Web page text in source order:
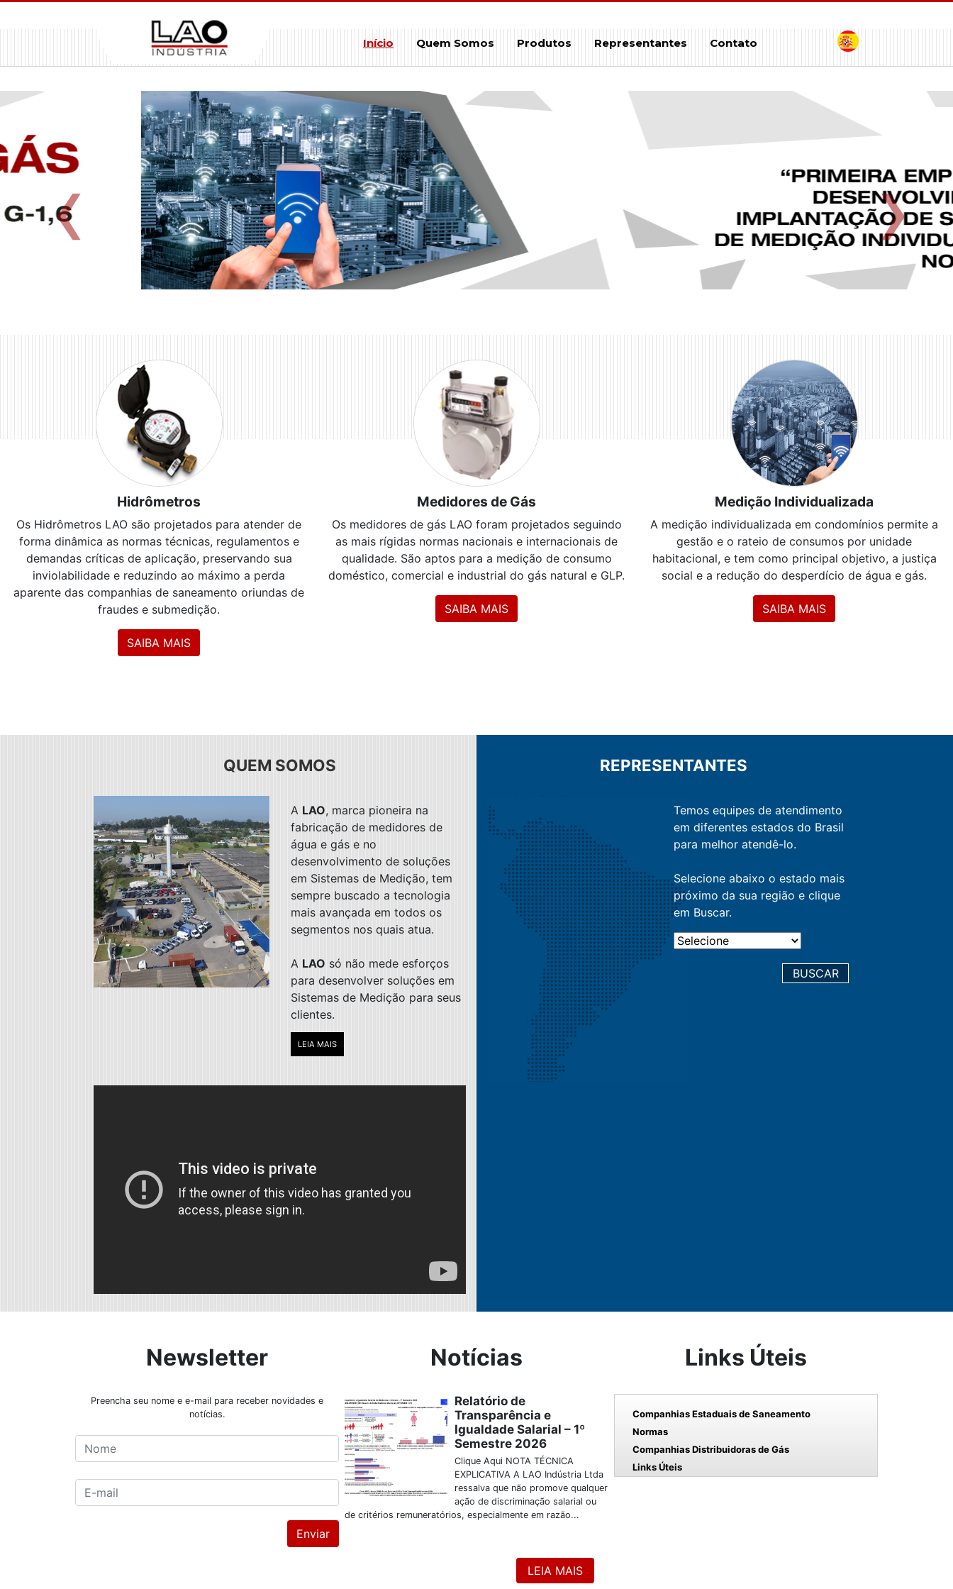
Início Quem Somos Produtos Representantes Contato
Previous
Hidrômetros
Os Hidrômetros LAO são projetados para atender de
forma dinâmica as normas técnicas, regulamentos e
demandas críticas de aplicação, preservando sua
inviolabilidade e reduzindo ao máximo a perda
aparente das companhias de saneamento oriundas de
fraudes e submedição.
SAIBA MAIS
Medidores de Gás
Os medidores de gás LAO foram projetados seguindo
as mais rígidas normas nacionais e internacionais de
qualidade. São aptos para a medição de consumo
doméstico, comercial e industrial do gás natural e GLP.
SAIBA MAIS
Medição Individualizada
A medição individualizada em condomínios permite a
gestão e o rateio de consumos por unidade
habitacional, e tem como principal objetivo, a justiça
social e a redução do desperdício de água e gás.
SAIBA MAIS
QUEM SOMOS
A LAO, marca pioneira na
fabricação de medidores de
água e gás e no
desenvolvimento de soluções
em Sistemas de Medição, tem
sempre buscado a tecnologia
mais avançada em todos os
segmentos nos quais atua.
A LAO só não mede esforços
para desenvolver soluções em
Sistemas de Medição para seus
clientes.
LEIA MAIS
REPRESENTANTES
Temos equipes de atendimento
em diferentes estados do Brasil
para melhor atendê-lo.
Selecione abaixo o estado mais
próximo da sua região e clique
em Buscar.
Newsletter
Preencha seu nome e e-mail para receber novidades e
notícias.
Notícias
Relatório de
Transparência e
Igualdade Salarial – 1º
Semestre 2026
Clique Aqui NOTA TÉCNICA
EXPLICATIVA A LAO Indústria Ltda
ressalva que não promove qualquer
ação de discriminação salarial ou
de critérios remuneratórios, especialmente em razão...
LEIA MAIS
Links Úteis
Companhias Estaduais de Saneamento
Normas
Companhias Distribuidoras de Gás
Links Úteis